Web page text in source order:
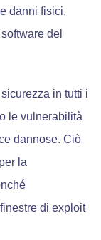
danni fisici,
del
in tutti i
le vulnerabilità
dannose. Ciò
la
di exploit